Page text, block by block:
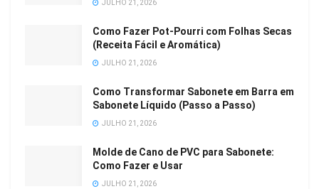
JULHO 21, 2026
Como Fazer Pot-Pourri com Folhas Secas
(Receita Fácil e Aromática)
JULHO 21, 2026
Como Transformar Sabonete em Barra em
Sabonete Líquido (Passo a Passo)
JULHO 21, 2026
Molde de Cano de PVC para Sabonete:
Como Fazer e Usar
JULHO 21, 2026